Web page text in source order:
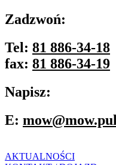
Zadzwoń:
Tel: 81 886-34-18
fax: 81 886-34-19
Napisz:
E:
AKTUALNOŚCI